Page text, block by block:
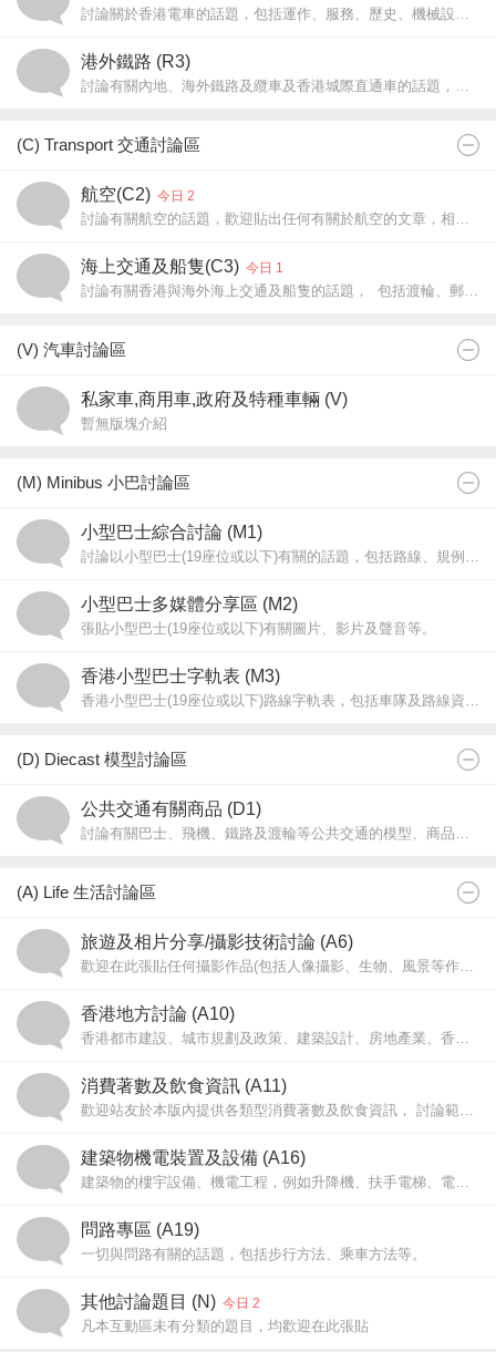
討論關於香港電車的話題，包括運作、服務、歷史、機械設備、車廂設施及車身廣告等，歡迎於本板張貼電車相片。
港外鐵路 (R3)
討論有關內地、海外鐵路及纜車及香港城際直通車的話題，包括文章及相片等。
(C) Transport 交通討論區
航空(C2) 今日 2
討論有關航空的話題，歡迎貼出任何有關於航空的文章，相片，遊記和任何對航空 公司的疑問和意見。
海上交通及船隻(C3) 今日 1
討論有關香港與海外海上交通及船隻的話題， 包括渡輪、郵輪、政府船隻和貨船以及與其相 關的碼頭設施的文章和相片。
(V) 汽車討論區
私家車,商用車,政府及特種車輛 (V)
暫無版塊介紹
(M) Minibus 小巴討論區
小型巴士綜合討論 (M1)
討論以小型巴士(19座位或以下)有關的話題，包括路線、規例和車型。 問路文章請往「問路專區(A19)」，19座位或以上巴士的話題請往「香港巴士討論 (B2)」。
小型巴士多媒體分享區 (M2)
張貼小型巴士(19座位或以下)有關圖片、影片及聲音等。
香港小型巴士字軌表 (M3)
香港小型巴士(19座位或以下)路線字軌表，包括車隊及路線資料。欲申請成為路線負責人，須先在M3i版提出申請，並張貼欲申請路線的車隊及路線資料。
(D) Diecast 模型討論區
公共交通有關商品 (D1)
討論有關巴士、飛機、鐵路及渡輪等公共交通的模型、商品或收藏品。[文章不得含有商業宣傳成份]
(A) Life 生活討論區
旅遊及相片分享/攝影技術討論 (A6)
歡迎在此張貼任何攝影作品(包括人像攝影、生物、風景等作品，作品必須由貼文者拍攝，但不包括交通工具相片及明星相片)，以及分享有關攝影技術的心得及疑難。
香港地方討論 (A10)
香港都市建設、城市規劃及政策、建築設計、房地產業、香港地理歷史、各區風貌及道路及天文氣象等、遠足路線查詢。
消費著數及飲食資訊 (A11)
歡迎站友於本版內提供各類型消費著數及飲食資訊， 討論範圍可包括香港、國內，海外各地以及互聯網。
建築物機電裝置及設備 (A16)
建築物的樓宇設備、機電工程，例如升降機、扶手電梯、電動行人道等。
問路專區 (A19)
一切與問路有關的話題，包括步行方法、乘車方法等。
其他討論題目 (N) 今日 2
凡本互動區未有分類的題目，均歡迎在此張貼